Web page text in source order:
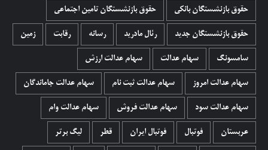
حقوق بازنشستگان بانکی حقوق بازنشستگان تامین اجتماعی
حقوق بازنشستگان جدید رئال مادرید رسانه رقابت زمین
سامسونگ سهام عدالت سهام عدالت ارزش
سهام عدالت امروز سهام عدالت ثبت نام سهام عدالت جاماندگان
سهام عدالت سود سهام عدالت فروش سهام عدالت وام
عربستان فوتبال فوتبال ایران قطر لیگ برتر